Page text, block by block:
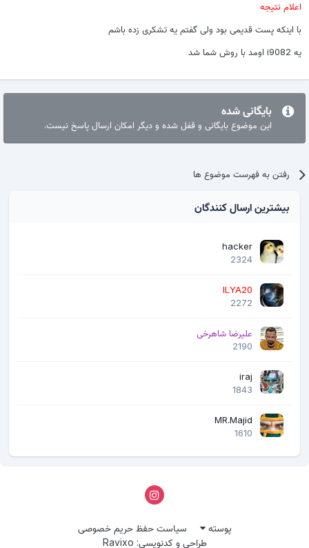
اعلام نتیجه
با اینکه پست قدیمی بود ولی گفتم یه تشکری زده باشم
یه i9082 اومد با روش شما شد
بایگانی شده
این موضوع بایگانی و قفل شده و دیگر امکان ارسال پاسخ نیست.
رفتن به فهرست موضوع ها
بیشترین ارسال کنندگان
hacker
2324
ILYA20
2272
علیرضا شاهرخی
2190
iraj
1843
MR.Majid
1610
پوسته
سیاست حفظ حریم خصوصی
طراحی و کدنویسی: Ravixo